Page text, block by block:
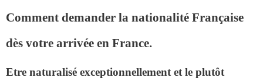
Comment demander la nationalité Française
dès votre arrivée en France.
Etre naturalisé exceptionnellement et le plutôt